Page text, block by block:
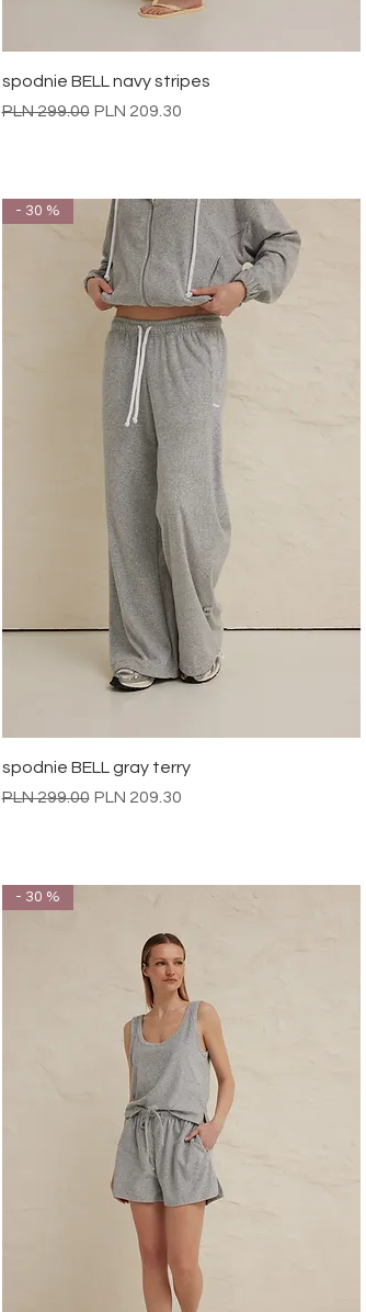
Quick View
spodnie BELL navy stripes
Regular Price
PLN 299.00 Sale Price
PLN 209.30
Quick View
- 30 %
spodnie BELL gray terry
Regular Price
PLN 299.00 Sale Price
PLN 209.30
- 30 %